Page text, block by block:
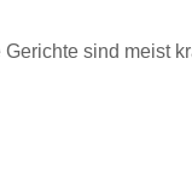
sind meist